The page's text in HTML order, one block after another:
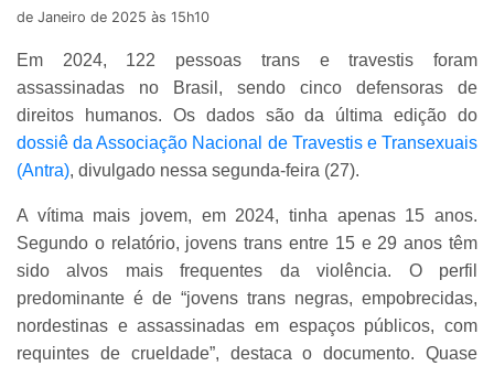
de Janeiro de 2025 às 15h10
Em 2024, 122 pessoas trans e travestis foram
assassinadas no Brasil, sendo cinco defensoras de
direitos humanos. Os dados são da última edição do
dossiê da Associação Nacional de Travestis e Transexuais
(Antra), divulgado nessa segunda-feira (27).
A vítima mais jovem, em 2024, tinha apenas 15 anos.
Segundo o relatório, jovens trans entre 15 e 29 anos têm
sido alvos mais frequentes da violência. O perfil
predominante é de “jovens trans negras, empobrecidas,
nordestinas e assassinadas em espaços públicos, com
requintes de crueldade”, destaca o documento. Quase